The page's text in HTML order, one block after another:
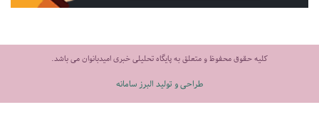
کلیه حقوق محفوظ و متعلق به پایگاه تحلیلی خبری امیدبانوان می باشد.
طراحی و تولید البرز سامانه